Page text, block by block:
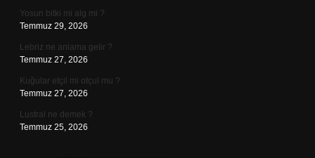
Yosun bitki mi alg mi ?
Temmuz 29, 2026
Lebriz ne anlama gelir ?
Temmuz 27, 2026
Kuğular etçil mi otçul mu ?
Temmuz 27, 2026
Lustral ne demek ?
Temmuz 25, 2026